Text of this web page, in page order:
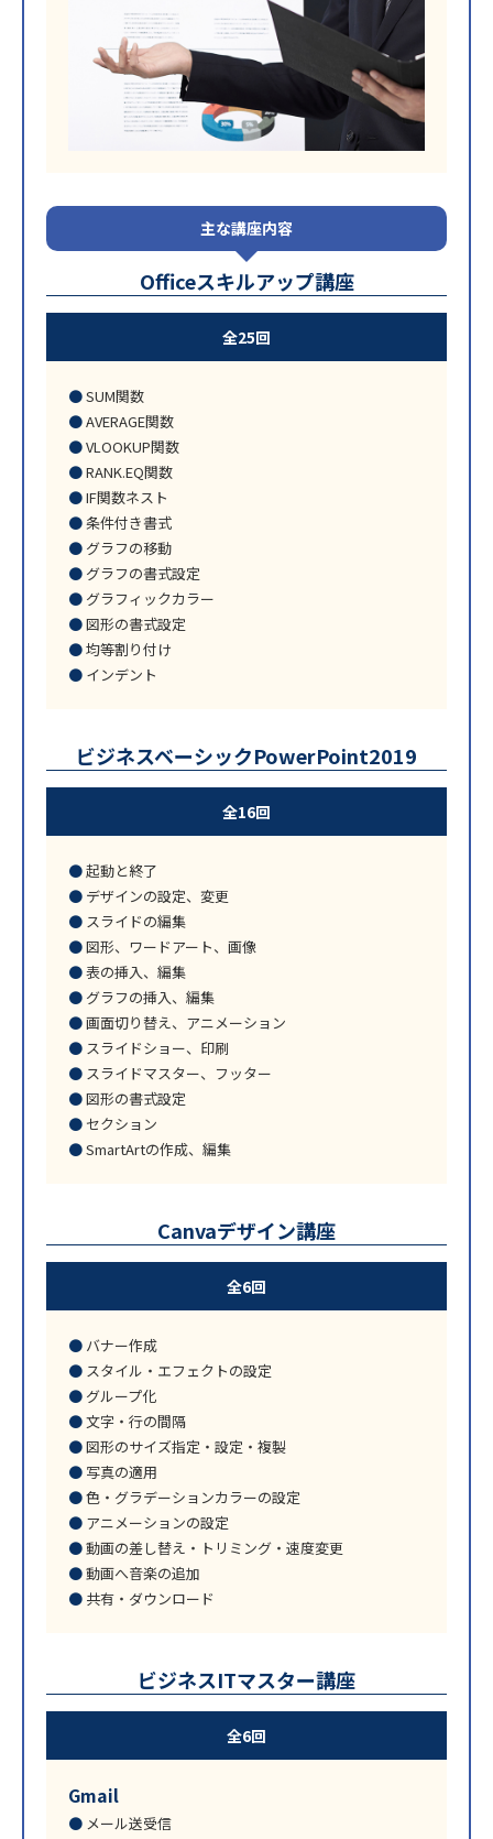
主な講座内容
Officeスキルアップ講座
全25回
SUM関数
AVERAGE関数
VLOOKUP関数
RANK.EQ関数
IF関数ネスト
条件付き書式
グラフの移動
グラフの書式設定
グラフィックカラー
図形の書式設定
均等割り付け
インデント
ビジネスベーシックPowerPoint2019
全16回
起動と終了
デザインの設定、変更
スライドの編集
図形、ワードアート、画像
表の挿入、編集
グラフの挿入、編集
画面切り替え、アニメーション
スライドショー、印刷
スライドマスター、フッター
図形の書式設定
セクション
SmartArtの作成、編集
Canvaデザイン講座
全6回
バナー作成
スタイル・エフェクトの設定
グループ化
文字・行の間隔
図形のサイズ指定・設定・複製
写真の適用
色・グラデーションカラーの設定
アニメーションの設定
動画の差し替え・トリミング・速度変更
動画へ音楽の追加
共有・ダウンロード
ビジネスITマスター講座
全6回
Gmail
メール送受信